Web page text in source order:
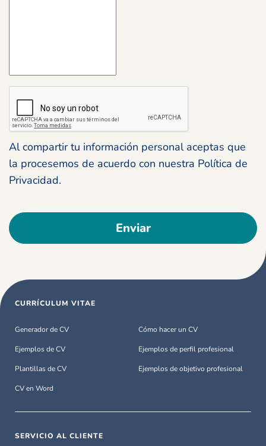
Al compartir tu información personal aceptas que
la procesemos de acuerdo con nuestra Política de
Privacidad.
CURRÍCULUM VITAE
Generador de CV
Ejemplos de CV
Plantillas de CV
CV en Word
Cómo hacer un CV
Ejemplos de perfil profesional
Ejemplos de objetivo profesional
SERVICIO AL CLIENTE